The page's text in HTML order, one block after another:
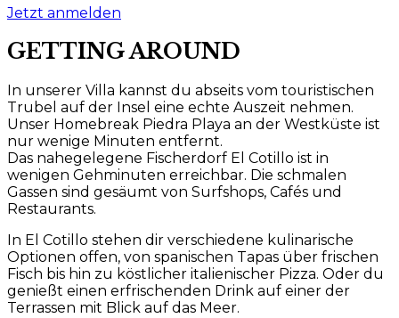
Jetzt anmelden
GETTING AROUND
In unserer Villa kannst du abseits vom touristischen
Trubel auf der Insel eine echte Auszeit nehmen.
Unser Homebreak Piedra Playa an der Westküste ist
nur wenige Minuten entfernt.
Das nahegelegene Fischerdorf El Cotillo ist in
wenigen Gehminuten erreichbar. Die schmalen
Gassen sind gesäumt von Surfshops, Cafés und
Restaurants.
In El Cotillo stehen dir verschiedene kulinarische
Optionen offen, von spanischen Tapas über frischen
Fisch bis hin zu köstlicher italienischer Pizza. Oder du
genießt einen erfrischenden Drink auf einer der
Terrassen mit Blick auf das Meer.